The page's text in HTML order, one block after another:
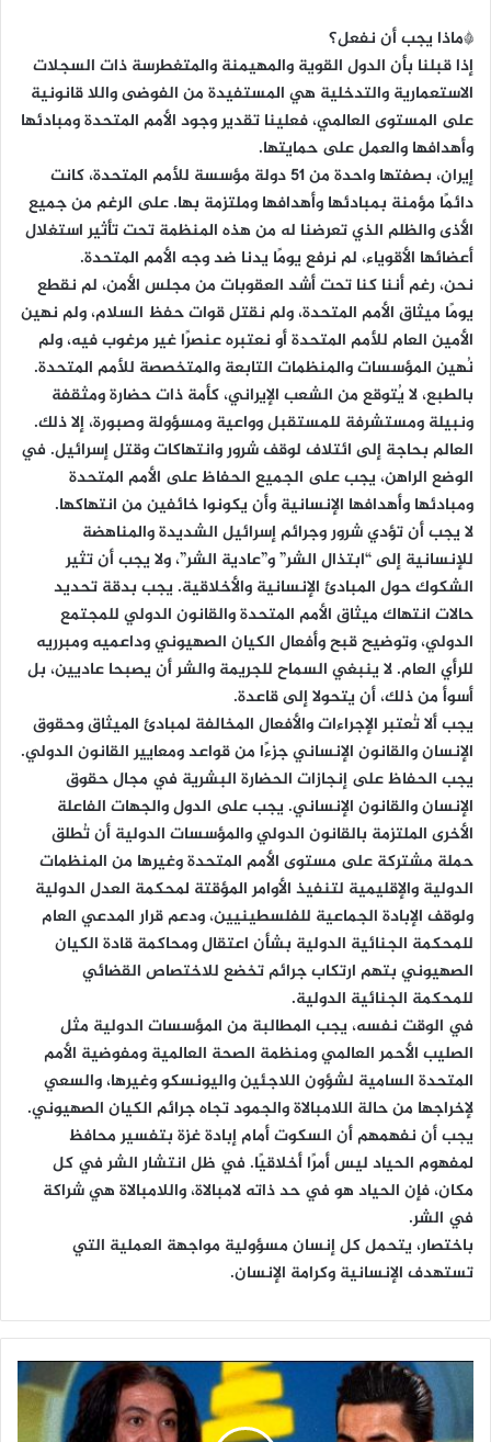
*ماذا يجب أن نفعل؟
إذا قبلنا بأن الدول القوية والمهيمنة والمتغطرسة ذات السجلات
الاستعمارية والتدخلية هي المستفيدة من الفوضى واللا قانونية
على المستوى العالمي، فعلينا تقدير وجود الأمم المتحدة ومبادئها
وأهدافها والعمل على حمايتها.
إيران، بصفتها واحدة من 51 دولة مؤسسة للأمم المتحدة، كانت
دائمًا مؤمنة بمبادئها وأهدافها وملتزمة بها. على الرغم من جميع
الأذى والظلم الذي تعرضنا له من هذه المنظمة تحت تأثير استغلال
أعضائها الأقوياء، لم نرفع يومًا يدنا ضد وجه الأمم المتحدة.
نحن، رغم أننا كنا تحت أشد العقوبات من مجلس الأمن، لم نقطع
يومًا ميثاق الأمم المتحدة، ولم نقتل قوات حفظ السلام، ولم نهين
الأمين العام للأمم المتحدة أو نعتبره عنصرًا غير مرغوب فيه، ولم
نُهين المؤسسات والمنظمات التابعة والمتخصصة للأمم المتحدة.
بالطبع، لا يُتوقع من الشعب الإيراني، كأمة ذات حضارة ومثقفة
ونبيلة ومستشرفة للمستقبل وواعية ومسؤولة وصبورة، إلا ذلك.
العالم بحاجة إلى ائتلاف لوقف شرور وانتهاكات وقتل إسرائيل. في
الوضع الراهن، يجب على الجميع الحفاظ على الأمم المتحدة
ومبادئها وأهدافها الإنسانية وأن يكونوا خائفين من انتهاكها.
لا يجب أن تؤدي شرور وجرائم إسرائيل الشديدة والمناهضة
للإنسانية إلى “ابتذال الشر” و”عادية الشر”، ولا يجب أن تثير
الشكوك حول المبادئ الإنسانية والأخلاقية. يجب بدقة تحديد
حالات انتهاك ميثاق الأمم المتحدة والقانون الدولي للمجتمع
الدولي، وتوضيح قبح وأفعال الكيان الصهيوني وداعميه ومبرريه
للرأي العام. لا ينبغي السماح للجريمة والشر أن يصبحا عاديين، بل
أسوأ من ذلك، أن يتحولا إلى قاعدة.
يجب ألا تُعتبر الإجراءات والأفعال المخالفة لمبادئ الميثاق وحقوق
الإنسان والقانون الإنساني جزءًا من قواعد ومعايير القانون الدولي.
يجب الحفاظ على إنجازات الحضارة البشرية في مجال حقوق
الإنسان والقانون الإنساني. يجب على الدول والجهات الفاعلة
الأخرى الملتزمة بالقانون الدولي والمؤسسات الدولية أن تُطلق
حملة مشتركة على مستوى الأمم المتحدة وغيرها من المنظمات
الدولية والإقليمية لتنفيذ الأوامر المؤقتة لمحكمة العدل الدولية
ولوقف الإبادة الجماعية للفلسطينيين، ودعم قرار المدعي العام
للمحكمة الجنائية الدولية بشأن اعتقال ومحاكمة قادة الكيان
الصهيوني بتهم ارتكاب جرائم تخضع للاختصاص القضائي
للمحكمة الجنائية الدولية.
في الوقت نفسه، يجب المطالبة من المؤسسات الدولية مثل
الصليب الأحمر العالمي ومنظمة الصحة العالمية ومفوضية الأمم
المتحدة السامية لشؤون اللاجئين واليونسكو وغيرها، والسعي
لإخراجها من حالة اللامبالاة والجمود تجاه جرائم الكيان الصهيوني.
يجب أن نفهمهم أن السكوت أمام إبادة غزة بتفسير محافظ
لمفهوم الحياد ليس أمرًا أخلاقيًا. في ظل انتشار الشر في كل
مكان، فإن الحياد هو في حد ذاته لامبالاة، واللامبالاة هي شراكة
في الشر.
باختصار، يتحمل كل إنسان مسؤولية مواجهة العملية التي
تستهدف الإنسانية وكرامة الإنسان.